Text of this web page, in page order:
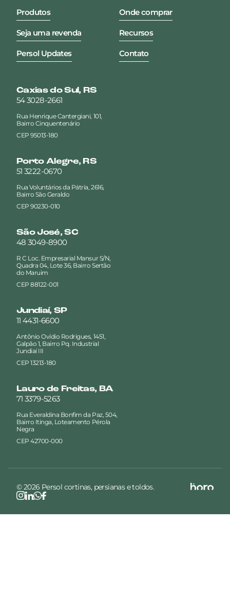
Produtos Onde comprar
Seja uma revenda Recursos
Persol Updates Contato
Caxias do Sul, RS
54 3028-2661
Rua Henrique Cantergiani, 101,
Bairro Cinquentenário
CEP 95013-180
Porto Alegre, RS
51 3222-0670
Rua Voluntários da Pátria, 2616,
Bairro São Geraldo
CEP 90230-010
São José, SC
48 3049-8900
R C Loc. Empresarial Mansur S/N,
Quadra 04, Lote 36, Bairro Sertão
do Maruim
CEP 88122-001
Jundiaí, SP
11 4431-6600
Antônio Ovídio Rodrigues, 1451,
Galpão 1, Bairro Pq. Industrial
Jundiaí III
CEP 13213-180
Lauro de Freitas, BA
71 3379-5263
Rua Everaldina Bonfim da Paz, 504,
Bairro Itinga, Loteamento Pérola
Negra
CEP 42700-000
© 2026 Persol cortinas, persianas e toldos.